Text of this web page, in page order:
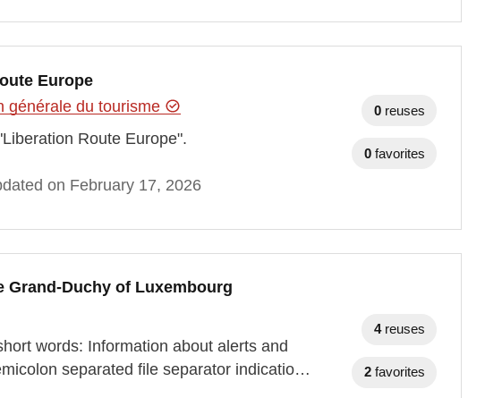
Europe
générale du tourisme
Route Europe".
on February 17, 2026
0 reuses
0 favorites
Grand-Duchy of Luxembourg
words: Information about alerts and
separated file separator indicatio…
4 reuses
2 favorites